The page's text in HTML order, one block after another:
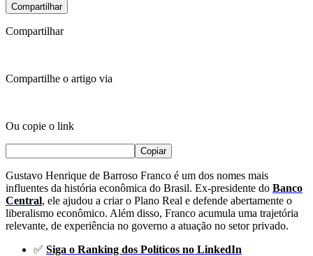
Compartilhar
Compartilhar
Compartilhe o artigo via
Ou copie o link
Copiar
Gustavo Henrique de Barroso Franco é um dos nomes mais
influentes da história econômica do Brasil. Ex-presidente do Banco
Central, ele ajudou a criar o Plano Real e defende abertamente o
liberalismo econômico. Além disso, Franco acumula uma trajetória
relevante, de experiência no governo a atuação no setor privado.
✅ Siga o Ranking dos Políticos no LinkedIn